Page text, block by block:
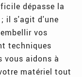
dépasse la
il s'agit d'une
vos
techniques
vous aidons à
matériel tout